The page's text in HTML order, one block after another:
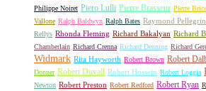
Philippe Noiret Piero Lulli Pierre Brasseur Pierre Brice
Vallone Ralph Baldwyn Ralph Bates Raymond Pellegrin
Rellys Rhonda Fleming Richard Bakalyan Richard
Chamberlain Richard Crenna Richard Denning Richard
Widmark Rita Hayworth Robert Brown Robert
Donner Robert Duvall Robert Hossein Robert Loggia
Newton Robert Preston Robert Redford Robert Ryan